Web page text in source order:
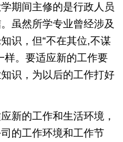
间主修的是行政人员
虽然所学专业曾经涉及
识，但“不在其位,不谋
样。要适应新的工作要
识，为以后的工作打好
的工作和生活环境，
的工作环境和工作节